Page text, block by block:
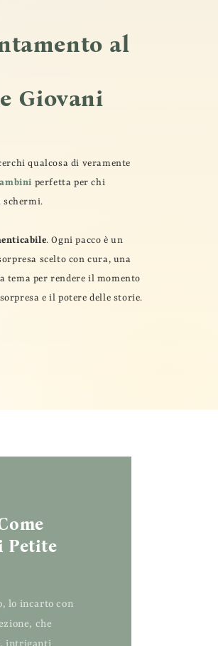
al
Giovani
qualcosa di veramente
perfetta per chi
schermi.
. Ogni pacco è un
scelto con cura, una
tema per rendere il momento
e il potere delle storie.
Petite
lo incarto con
che